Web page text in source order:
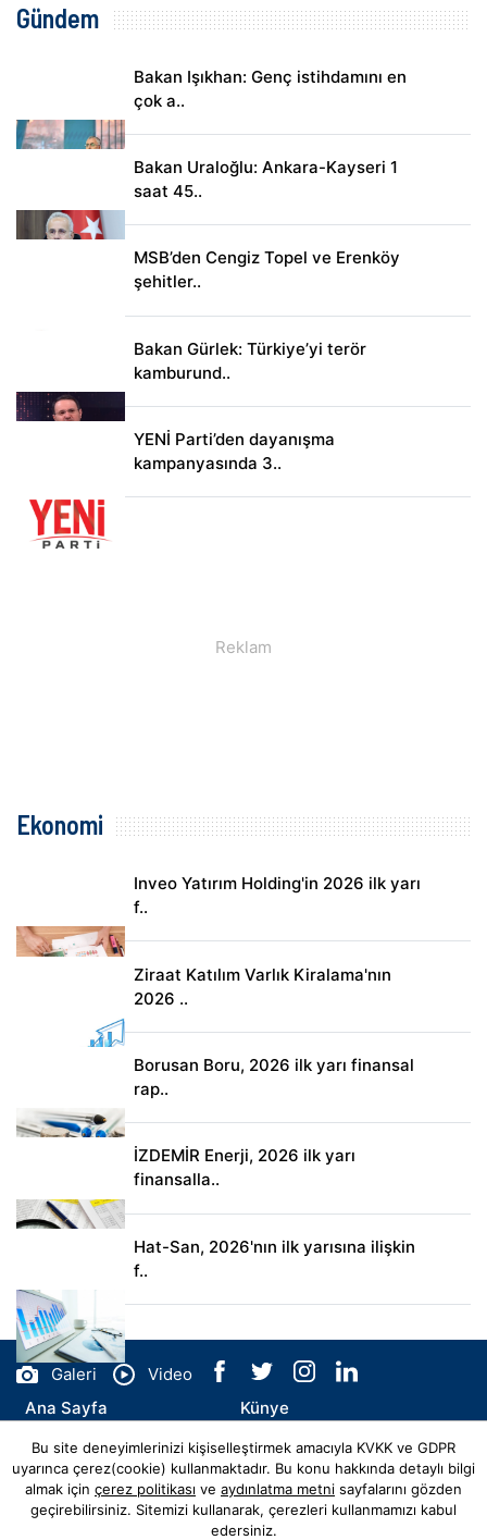
Gündem
Bakan Işıkhan: Genç istihdamını en
çok a..
Bakan Uraloğlu: Ankara-Kayseri 1
saat 45..
MSB’den Cengiz Topel ve Erenköy
şehitler..
Bakan Gürlek: Türkiye’yi terör
kamburund..
YENİ Parti’den dayanışma
kampanyasında 3..
Ekonomi
Inveo Yatırım Holding'in 2026 ilk yarı
f..
Ziraat Katılım Varlık Kiralama'nın
2026 ..
Borusan Boru, 2026 ilk yarı finansal
rap..
İZDEMİR Enerji, 2026 ilk yarı
finansalla..
Hat-San, 2026'nın ilk yarısına ilişkin
f..
Galeri
Video
Ana Sayfa
Künye
İletişim
© Copyright 2026 belediyeajansi.com.tr Tüm Hakları Saklıdır.
Bu site deneyimlerinizi kişiselleştirmek amacıyla KVKK ve GDPR
uyarınca çerez(cookie) kullanmaktadır. Bu konu hakkında detaylı bilgi
almak için çerez politikası ve aydınlatma metni sayfalarını gözden
geçirebilirsiniz. Sitemizi kullanarak, çerezleri kullanmamızı kabul
edersiniz.